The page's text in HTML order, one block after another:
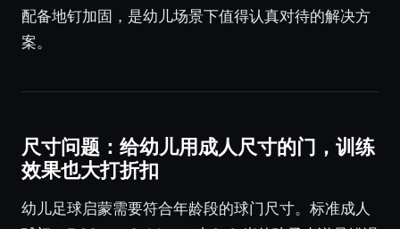
配备地钉加固，是幼儿场景下值得认真对待的解决方
案。
尺寸问题：给幼儿用成人尺寸的门，训练
效果也大打折扣
幼儿足球启蒙需要符合年龄段的球门尺寸。标准成人